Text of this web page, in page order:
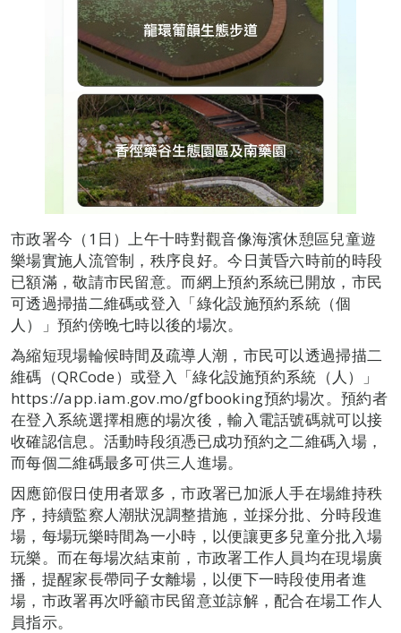
市政署今（1日）上午十時對觀音像海濱休憩區兒童遊
樂場實施人流管制，秩序良好。今日黃昏六時前的時段
已額滿，敬請市民留意。而網上預約系統已開放，市民
可透過掃描二維碼或登入「綠化設施預約系統（個
人）」預約傍晚七時以後的場次。
為縮短現場輪候時間及疏導人潮，市民可以透過掃描二
維碼（QRCode）或登入「綠化設施預約系統（人）」
https://app.iam.gov.mo/gfbooking預約場次。預約者
在登入系統選擇相應的場次後，輸入電話號碼就可以接
收確認信息。活動時段須憑已成功預約之二維碼入場，
而每個二維碼最多可供三人進場。
因應節假日使用者眾多，市政署已加派人手在場維持秩
序，持續監察人潮狀況調整措施，並採分批、分時段進
場，每場玩樂時間為一小時，以便讓更多兒童分批入場
玩樂。而在每場次結束前，市政署工作人員均在現場廣
播，提醒家長帶同子女離場，以便下一時段使用者進
場，市政署再次呼籲市民留意並諒解，配合在場工作人
員指示。